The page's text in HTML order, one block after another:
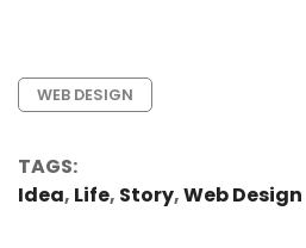
WEB DESIGN
TAGS:
Idea, Life, Story,Web Design